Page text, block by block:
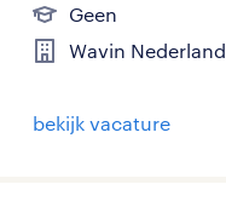
Geen
Wavin Nederland
bekijk vacature